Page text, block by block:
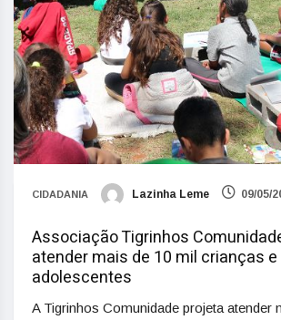
CIDADANIA Lazinha Leme 09/05/
Associação Tigrinhos
atender mais de 10 mil crianças e
adolescentes
A Tigrinhos Comunidade projeta atender